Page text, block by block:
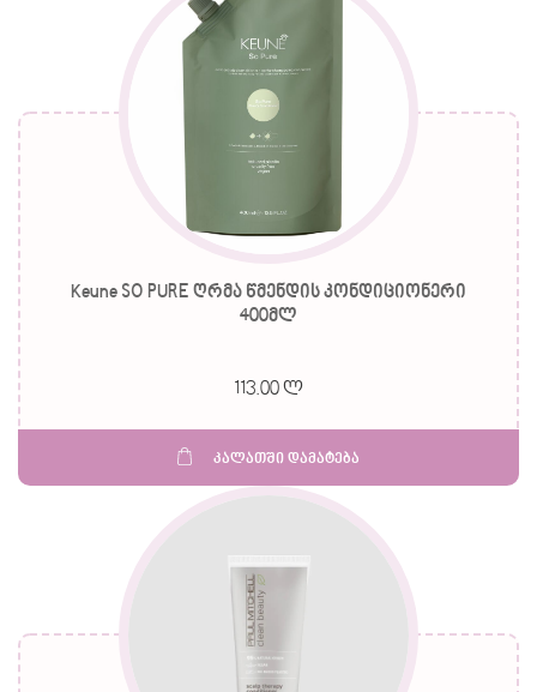
Keune SO PURE ღრმა წმენდის კონდიციონერი
400მლ
113.00 ლ
კალათში დამატება